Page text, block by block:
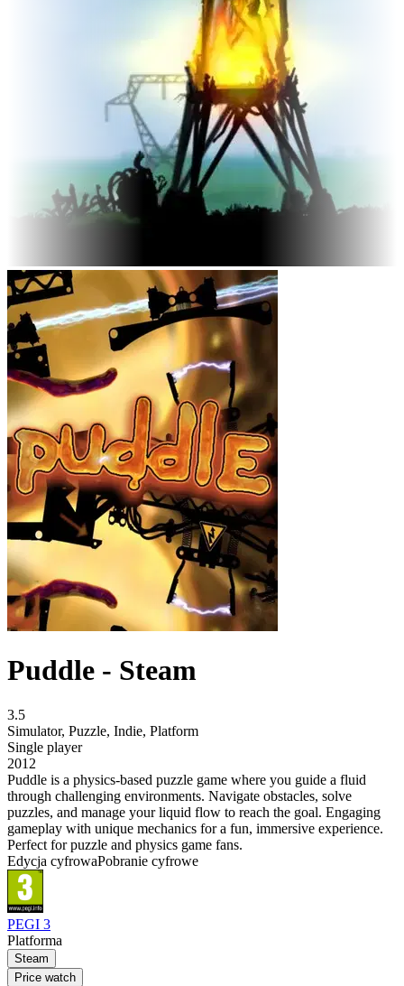
Puddle - Steam
3.5
Simulator, Puzzle, Indie, Platform
Single player
2012
Puddle is a physics-based puzzle game where you guide a fluid
through challenging environments. Navigate obstacles, solve
puzzles, and manage your liquid flow to reach the goal. Engaging
gameplay with unique mechanics for a fun, immersive experience.
Perfect for puzzle and physics game fans.
Edycja cyfrowaPobranie cyfrowe
PEGI 3
Platforma
Steam
Price watch